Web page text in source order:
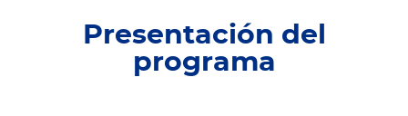
Presentación del
programa